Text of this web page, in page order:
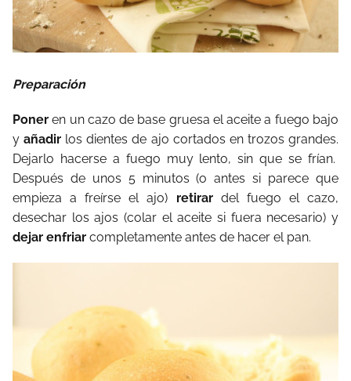
Preparación
Poneren un cazo de base gruesa el aceite a fuego bajo
yañadir los dientes de ajo cortados en trozos grandes.
Dejarlo hacerse a fuego muy lento, sin que se frían.
Después de unos 5 minutos (o antes si parece que
empieza a freírse el ajo) retirar del fuego el cazo,
desechar los ajos (colar el aceite si fuera necesario) y
dejar enfriar completamente antes de hacer el pan.